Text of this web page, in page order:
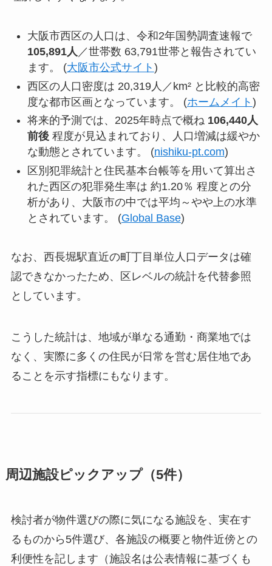
大阪市西区の人口は、令和2年国勢調査速報で
105,891人 ／世帯数 63,791世帯と報告されてい
ます。 (大阪市公式サイト )
西区の人口密度は 20,319人／km² と比較的高密
度な都市区画となっています。 (ホームメイト )
将来的予測では、2025年時点で概ね 106,440人
前後程度が見込まれており、人口増減は緩やか
な動態とされています。 (nishiku-pt.com)
区別犯罪統計と住民基本台帳等を用いて算出さ
れた西区の犯罪発生率は 約1.20％ 程度との分
析があり、大阪市の中では平均～やや上の水準
とされています。 (Global Base)
なお、西長堀駅直近の町丁目単位人口データは確
認できなかったため、区レベルの統計を代替参照
としています。
こうした統計は、地域が単なる通勤・商業地では
なく、実際に多くの住民が日常を営む居住地であ
ることを示す指標にもなります。
周辺施設ピックアップ（5件）
検討者が物件選びの際に気になる施設を、実在す
るものから5件選び、各施設の概要と物件近傍との
利便性を記します（施設名は公表情報に基づくも